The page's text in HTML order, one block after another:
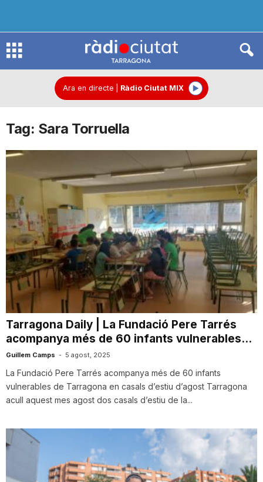
R
d
o
C
i
u
t
a
t
Ara en directe Ràdio Ciutat MIX
Tag: Sara Torruella
Tarragona Daily | La Fundació Pere Tarrés
acompanya més de 60 infants vulnerables...
Guillem Camps - 5 agost, 2025
La Fundació Pere Tarrés acompanya més de 60 infants
vulnerables de Tarragona en casals d’estiu d’agost Tarragona
acull aquest mes agost dos casals d’estiu de la...